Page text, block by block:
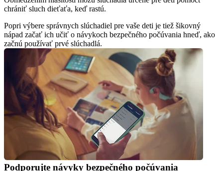
chrániť sluch dieťaťa, keď rastú.
Popri výbere správnych slúchadiel pre vaše deti je tiež šikovný
nápad začať ich učiť o návykoch bezpečného počúvania hneď, ako
začnú používať prvé slúchadlá.
Podporujte návyky bezpečného počúvania